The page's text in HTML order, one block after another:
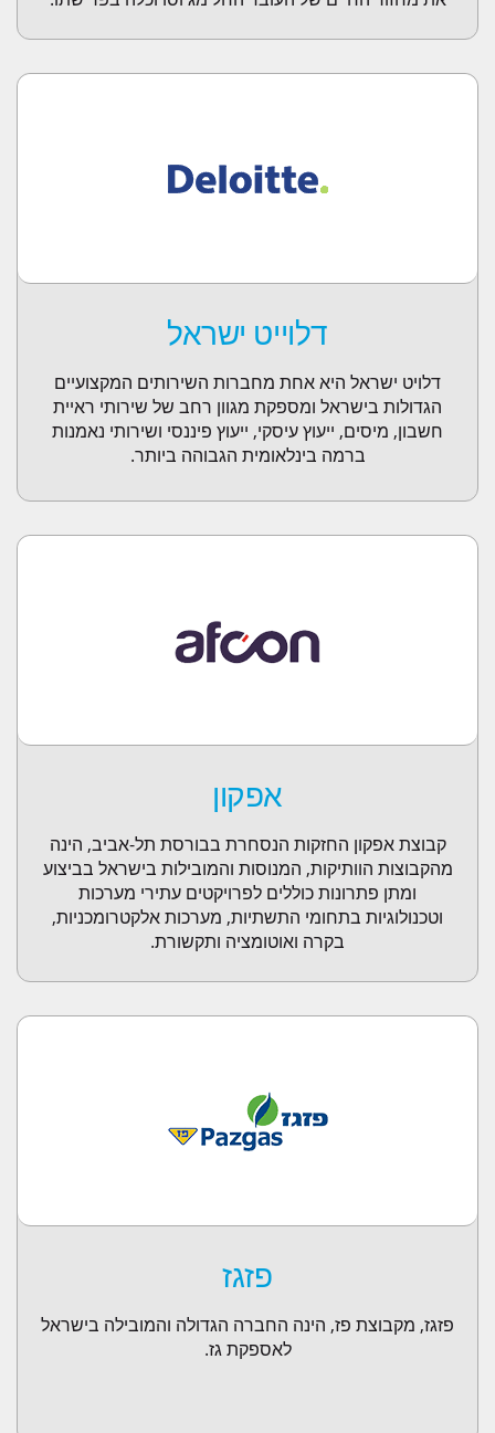
דלוייט ישראל
דלויט ישראל היא אחת מחברות השירותים המקצועיים
הגדולות בישראל ומספקת מגוון רחב של שירותי ראיית
חשבון, מיסים, ייעוץ עיסקי, ייעוץ פיננסי ושירותי נאמנות
ברמה בינלאומית הגבוהה ביותר.
אפקון
קבוצת אפקון החזקות הנסחרת בבורסת תל-אביב, הינה
מהקבוצות הוותיקות, המנוסות והמובילות בישראל בביצוע
ומתן פתרונות כוללים לפרויקטים עתירי מערכות
וטכנולוגיות בתחומי התשתיות, מערכות אלקטרומכניות,
בקרה ואוטומציה ותקשורת.
פזגז
פזגז, מקבוצת פז, הינה החברה הגדולה והמובילה בישראל
לאספקת גז.